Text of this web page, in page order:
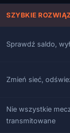
SZYBKIE
Sprawdź saldo,
Zmień sieć,
Nie wszystkie
transmitowane